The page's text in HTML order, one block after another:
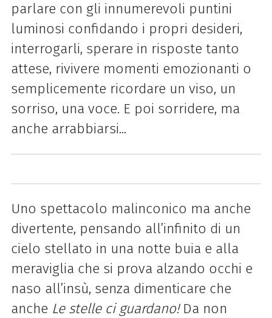
parlare con gli innumerevoli puntini
luminosi confidando i propri desideri,
interrogarli, sperare in risposte tanto
attese, rivivere momenti emozionanti o
semplicemente ricordare un viso, un
sorriso, una voce. E poi sorridere, ma
anche arrabbiarsi...
Uno spettacolo malinconico ma anche
divertente, pensando all’infinito di un
cielo stellato in una notte buia e alla
meraviglia che si prova alzando occhi e
naso all’insù, senza dimenticare che
anche Le stelle ci guardano! Da non